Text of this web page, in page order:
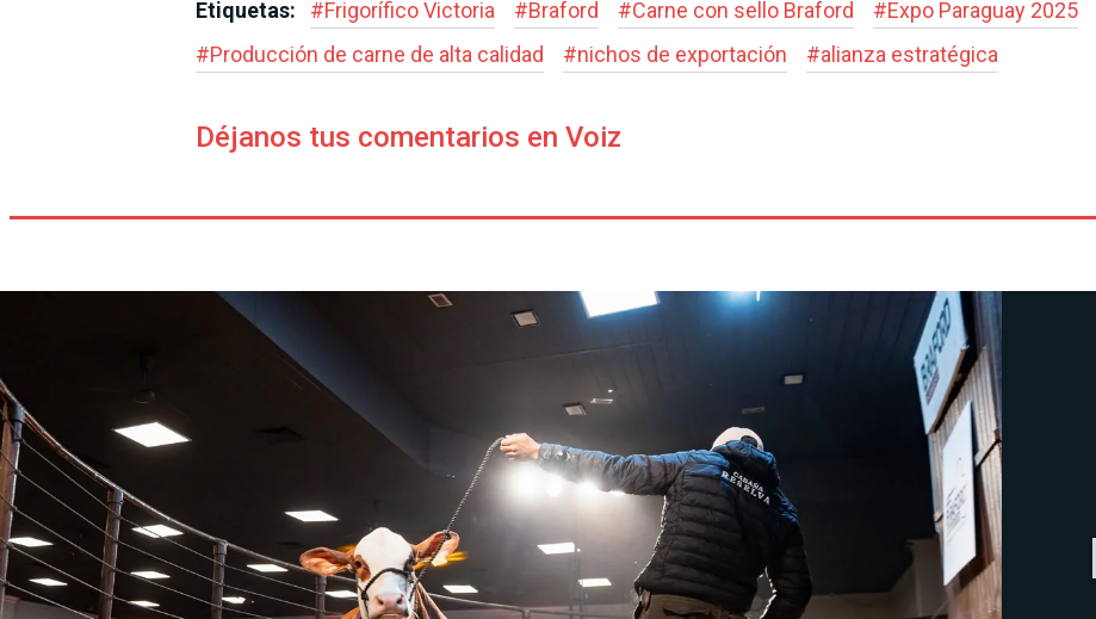
Etiquetas: #Frigorífico Victoria #Braford #Carne con sello Braford #Expo Paraguay 2025
#Producción de carne de alta calidad #nichos de exportación #alianza estratégica
Déjanos tus comentarios en Voiz